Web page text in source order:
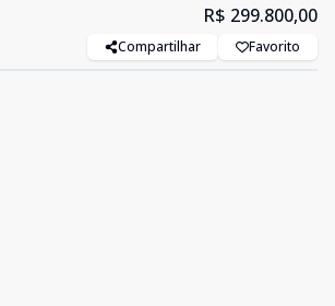
R$ 299.800,00
Compartilhar Favorito